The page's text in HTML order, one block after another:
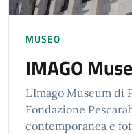
MUSEO
IMAGO
L’Imago Museum di
Fondazione
contemporanea e